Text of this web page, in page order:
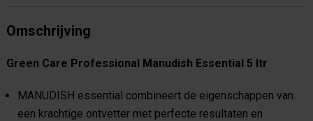
Omschrijving
Green Care Professional Manudish Essential 5 ltr
MANUDISH essential combineert de eigenschappen van
een krachtige ontvetter met perfecte resultaten en